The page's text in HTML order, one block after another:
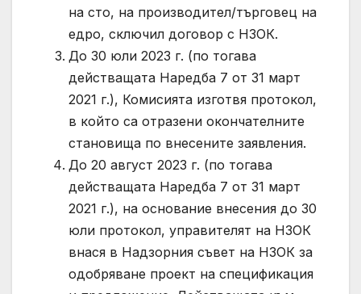
на сто, на производител/търговец на
едро, сключил договор с НЗОК.
До 30 юли 2023 г. (по тогава
действащата Наредба 7 от 31 март
2021 г.), Комисията изготвя протокол,
в който са отразени окончателните
становища по внесените заявления.
До 20 август 2023 г. (по тогава
действащата Наредба 7 от 31 март
2021 г.), на основание внесения до 30
юли протокол, управителят на НЗОК
внася в Надзорния съвет на НЗОК за
одобряване проект на спецификация